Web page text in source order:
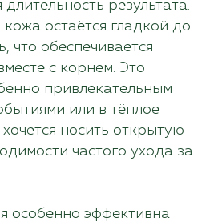
длительность результата.
остаётся гладкой до
что обеспечивается
с корнем. Это
привлекательным
или в тёплое
носить открытую
частого ухода за
особенно эффективна